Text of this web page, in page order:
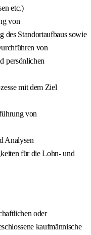
etc.)
von
des Standortaufbaus sowie
von
persönlichen
mit dem Ziel
von
Analysen
für die Lohn- und
oder
kaufmännische